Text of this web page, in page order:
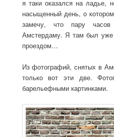
я таки оказался на ладье,
насыщенный день, о
замечу, что пару
Амстердаму. Я там был уже
проездом…
Из фотографий, снятых в
только вот эти две.
барельефными картинками.